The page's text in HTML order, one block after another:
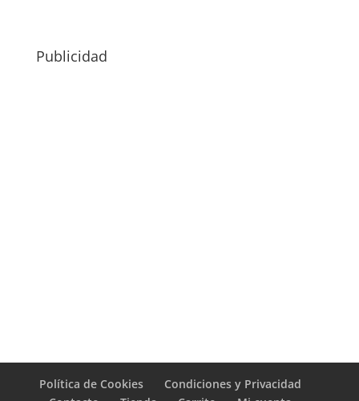
Publicidad
Política de Cookies
Condiciones y Privacidad